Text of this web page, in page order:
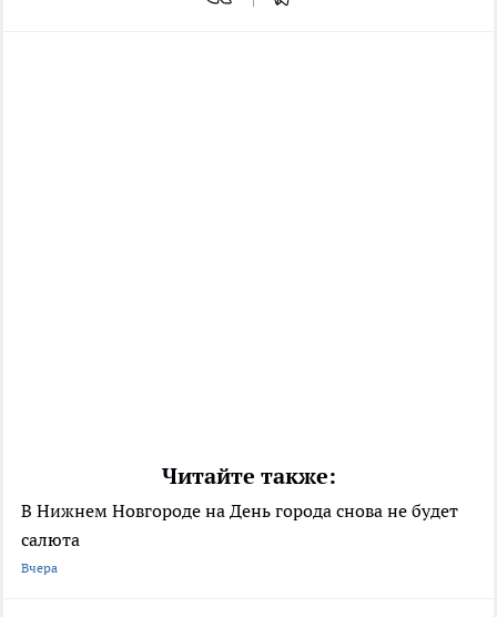
Читайте также:
В Нижнем Новгороде на День города снова не будет
салюта
Вчера